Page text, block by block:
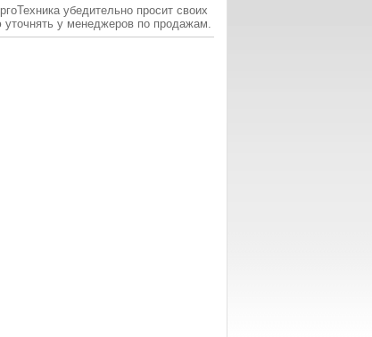
убедительно просит своих
уточнять у менеджеров по продажам.